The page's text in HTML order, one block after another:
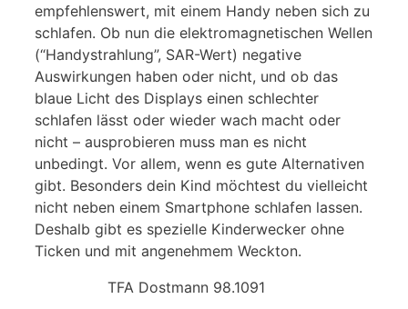
empfehlenswert, mit einem Handy neben sich zu
schlafen. Ob nun die elektromagnetischen Wellen
(“Handystrahlung”, SAR-Wert) negative
Auswirkungen haben oder nicht, und ob das
blaue Licht des Displays einen schlechter
schlafen lässt oder wieder wach macht oder
nicht – ausprobieren muss man es nicht
unbedingt. Vor allem, wenn es gute Alternativen
gibt. Besonders dein Kind möchtest du vielleicht
nicht neben einem Smartphone schlafen lassen.
Deshalb gibt es spezielle Kinderwecker ohne
Ticken und mit angenehmem Weckton.
TFA Dostmann 98.1091